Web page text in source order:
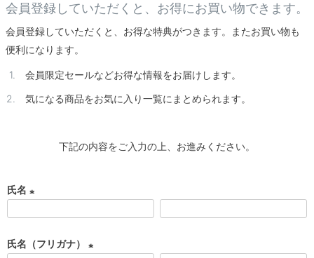
会員登録していただくと、お得にお買い物できます。
会員登録していただくと、お得な特典がつきます。またお買い物も
便利になります。
会員限定セールなどお得な情報をお届けします。
気になる商品をお気に入り一覧にまとめられます。
下記の内容をご入力の上、お進みください。
氏名
須
氏名（フリガナ）